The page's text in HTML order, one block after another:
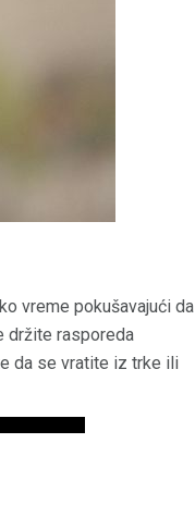
vreme pokušavajući da
držite rasporeda
da se vratite iz trke ili